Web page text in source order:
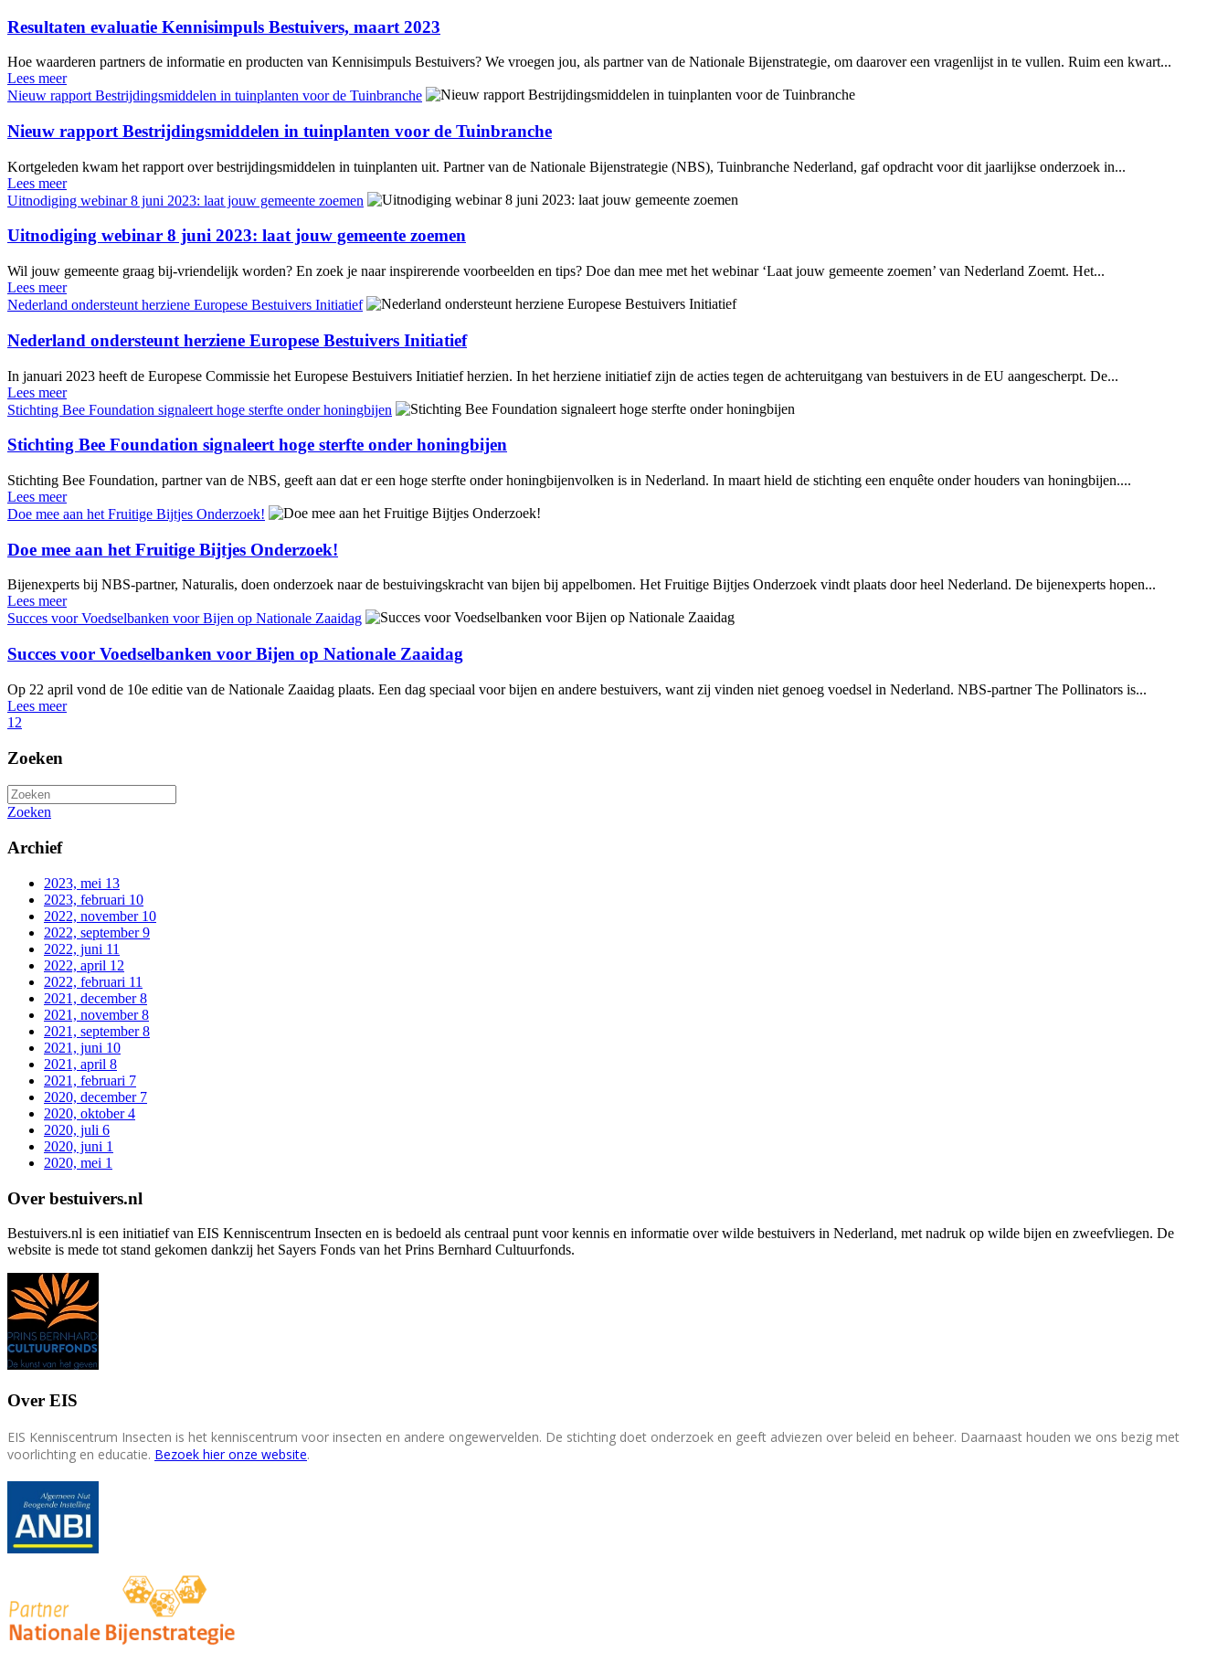
Resultaten evaluatie Kennisimpuls Bestuivers, maart 2023
Hoe waarderen partners de informatie en producten van Kennisimpuls Bestuivers? We vroegen jou, als partner van de Nationale Bijenstrategie, om daarover een vragenlijst in te vullen. Ruim een kwart...
Lees meer
Nieuw rapport Bestrijdingsmiddelen in tuinplanten voor de Tuinbranche
Nieuw rapport Bestrijdingsmiddelen in tuinplanten voor de Tuinbranche
Kortgeleden kwam het rapport over bestrijdingsmiddelen in tuinplanten uit. Partner van de Nationale Bijenstrategie (NBS), Tuinbranche Nederland, gaf opdracht voor dit jaarlijkse onderzoek in...
Lees meer
Uitnodiging webinar 8 juni 2023: laat jouw gemeente zoemen
Uitnodiging webinar 8 juni 2023: laat jouw gemeente zoemen
Wil jouw gemeente graag bij-vriendelijk worden? En zoek je naar inspirerende voorbeelden en tips? Doe dan mee met het webinar ‘Laat jouw gemeente zoemen’ van Nederland Zoemt. Het...
Lees meer
Nederland ondersteunt herziene Europese Bestuivers Initiatief
Nederland ondersteunt herziene Europese Bestuivers Initiatief
In januari 2023 heeft de Europese Commissie het Europese Bestuivers Initiatief herzien. In het herziene initiatief zijn de acties tegen de achteruitgang van bestuivers in de EU aangescherpt. De...
Lees meer
Stichting Bee Foundation signaleert hoge sterfte onder honingbijen
Stichting Bee Foundation signaleert hoge sterfte onder honingbijen
Stichting Bee Foundation, partner van de NBS, geeft aan dat er een hoge sterfte onder honingbijenvolken is in Nederland. In maart hield de stichting een enquête onder houders van honingbijen....
Lees meer
Doe mee aan het Fruitige Bijtjes Onderzoek!
Doe mee aan het Fruitige Bijtjes Onderzoek!
Bijenexperts bij NBS-partner, Naturalis, doen onderzoek naar de bestuivingskracht van bijen bij appelbomen. Het Fruitige Bijtjes Onderzoek vindt plaats door heel Nederland. De bijenexperts hopen...
Lees meer
Succes voor Voedselbanken voor Bijen op Nationale Zaaidag
Succes voor Voedselbanken voor Bijen op Nationale Zaaidag
Op 22 april vond de 10e editie van de Nationale Zaaidag plaats. Een dag speciaal voor bijen en andere bestuivers, want zij vinden niet genoeg voedsel in Nederland. NBS-partner The Pollinators is...
Lees meer
1 2
Zoeken
Zoeken
Archief
2023, mei 13
2023, februari 10
2022, november 10
2022, september9
2022, juni 11
2022, april 12
2022, februari 11
2021, december8
2021, november8
2021, september8
2021, juni 10
2021, april 8
2021, februari 7
2020, december 7
2020, oktober4
2020, juli 6
2020, juni 1
2020, mei 1
Over bestuivers.nl
Bestuivers.nl is een initiatief van EIS Kenniscentrum Insecten en is bedoeld als centraal punt voor kennis en informatie over wilde bestuivers in Nederland, met nadruk op wilde bijen en zweefvliegen. De
website is mede tot stand gekomen dankzij het Sayers Fonds van het Prins Bernhard Cultuurfonds.
Over EIS
EIS Kenniscentrum Insecten is het kenniscentrum voor insecten en andere ongewervelden. De stichting doet onderzoek en geeft adviezen over beleid en beheer. Daarnaast houden we ons bezig met
voorlichting en educatie. Bezoek hier onze website.